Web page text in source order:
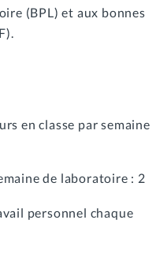
(BPL) et aux bonnes
en classe par semaine
de laboratoire : 2
personnel chaque